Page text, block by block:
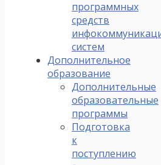
программных
средств
систем
Дополнительное
образование
Дополнительные
образовательные
программы
Подготовка
к
поступлению